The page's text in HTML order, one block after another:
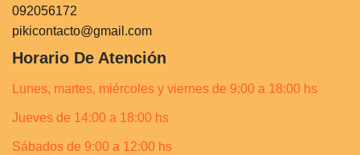
092056172
pikicontacto@gmail.com
Horario De Atención
Lunes, martes, miércoles y viernes de 9:00 a 18:00 hs
Jueves de 14:00 a 18:00 hs
Sábados de 9:00 a 12:00 hs